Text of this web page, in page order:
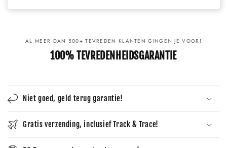
AL MEER DAN 500+ TEVREDEN KLANTEN GINGEN JE VOOR!
100% TEVREDENHEIDSGARANTIE
Niet goed, geld terug garantie!
Gratis verzending, inclusief Track & Trace!